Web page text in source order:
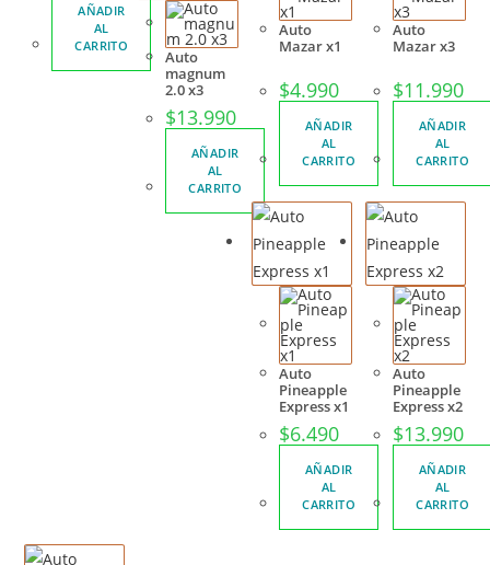
AÑADIR
AL
CARRITO
Auto
magnum
2.0 x3
$13.990
AÑADIR
AL
CARRITO
Auto
Mazar x1
$4.990
AÑADIR
AL
CARRITO
Auto
Mazar x3
$11.990
AÑADIR
AL
CARRITO
Auto
Pineapple
Express x1
$6.490
AÑADIR
AL
CARRITO
Auto
Pineapple
Express x2
$13.990
AÑADIR
AL
CARRITO